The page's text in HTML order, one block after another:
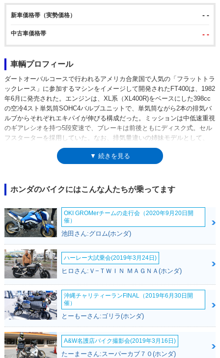
新車価格帯（実勢価格） - -
中古車価格帯 - -
車輌プロフィール
ダートオーバルコースで行われるアメリカ合衆国で人気の「フラットトラ
ックレース」に参加するマシンをイメージして開発されたFT400は、1982
年6月に発売された。エンジンは、XL系（XL400R)をベースにした398cc
の空冷4スト単気筒SOHC4バルブユニットで、単気筒ながら2本の排気バ
ルブからそれぞれエキパイが伸びる構成だった。ミッションは中低速重視
のギアレシオを持つ5段変速で、ブレーキは前後ともにディスク式。セル
フスターターを採用していた。なお、排気量違いの姉妹モデルとして、
FT500（497cc)もほぼ同時期に発売された。FT400/500の後、86年には
FTR250が登場。ここまでの3モデルは、大ヒットということにはならなか
FT400/500は。その始祖として記憶に残るモデルとなった。
▼ 続きを見る
ホンダのバイクにはこんな人たちが乗ってます
OKI GROMerチームの走行会（2020年9月20日開
催）
池田さん:グロム(ホンダ)
ハーレー大試乗会(2019年3月24日)
ヒロさん:Ｖ−ＴＷＩＮ ＭＡＧＮＡ(ホンダ)
沖縄チャリティーランFINAL（2019年6月30日開
催）
とーもーさん:ゴリラ(ホンダ)
A&W名護店バイク撮影会(2019年3月16日)
たーまーさん:スーパーカブ７０(ホンダ)